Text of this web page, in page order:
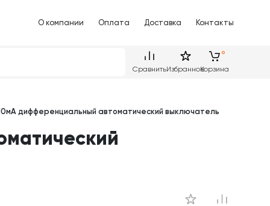
О компании Оплата Доставка Контакты
СравнитьИзбранноеКорзина
10мА дифференциальный автоматический выключатель